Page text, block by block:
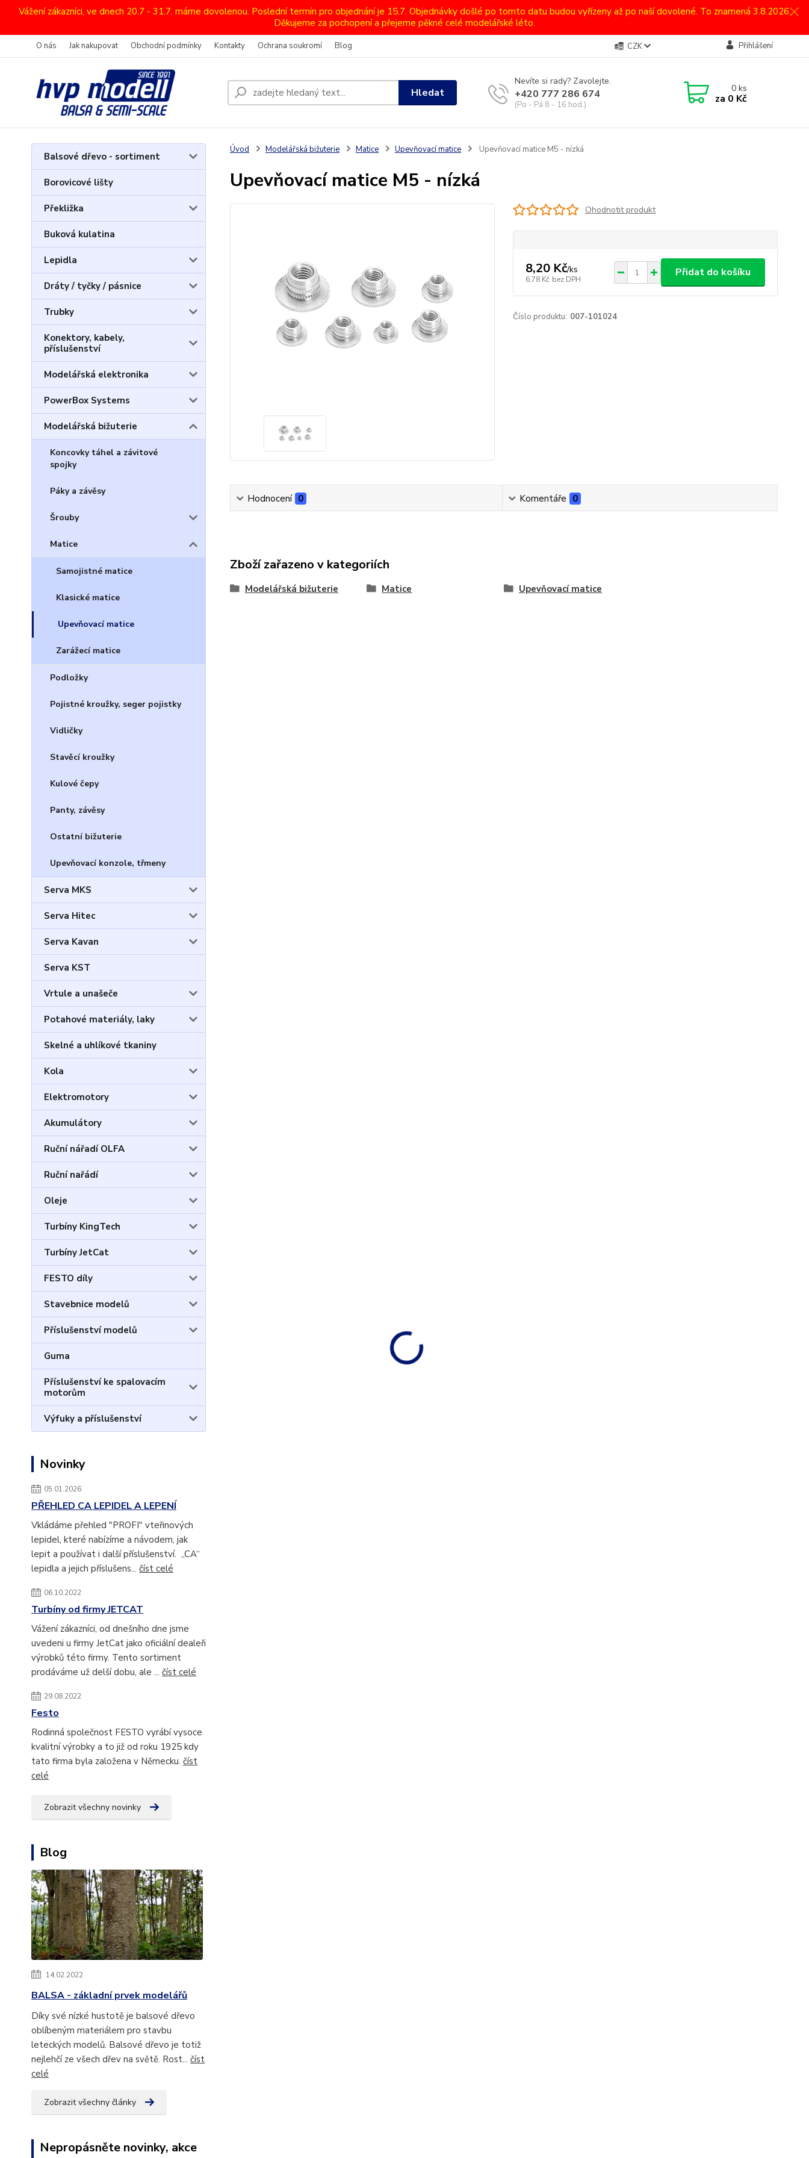
Vážení zákazníci, ve dnech 20.7 - 31.7. máme dovolenou. Poslední termín pro objednání je 15.7. Objednávky došlé po tomto datu budou vyřízeny až po naší dovolené. To znamená 3.8.2026.
Děkujeme za pochopení a přejeme pěkné celé modelářské léto.
O nás Jak nakupovat Obchodní podmínky Kontakty Ochrana soukromí Blog CZK Přihlášení
Hledat
Nevíte si rady? Zavolejte.
+420 777 286 674
(Po - Pá 8 - 16 hod.)
0ks
za 0 Kč
Balsové dřevo - sortiment
Borovicové lišty
Překližka
Buková kulatina
Lepidla
Dráty / tyčky / pásnice
Trubky
Konektory, kabely,
příslušenství
Modelářská elektronika
PowerBox Systems
Modelářská bižuterie
Koncovky táhel a závitové
spojky
Páky a závěsy
Šrouby
Matice
Samojistné matice
Klasické matice
Upevňovací matice
Zarážecí matice
Podložky
Pojistné kroužky, seger pojistky
Vidličky
Stavěcí kroužky
Kulové čepy
Panty, závěsy
Ostatní bižuterie
Upevňovací konzole, třmeny
Serva MKS
Serva Hitec
Serva Kavan
Serva KST
Vrtule a unašeče
Potahové materiály, laky
Skelné a uhlíkové tkaniny
Kola
Elektromotory
Akumulátory
Ruční nářadí OLFA
Ruční nařádí
Oleje
Turbíny KingTech
Turbíny JetCat
FESTO díly
Stavebnice modelů
Příslušenství modelů
Guma
Příslušenství ke spalovacím
motorům
Výfuky a příslušenství
Novinky
05.01.2026
PŘEHLED CA LEPIDEL A LEPENÍ
Vkládáme přehled "PROFI" vteřinových
lepidel, které nabízíme a návodem, jak
lepit a používat i další příslušenství. „CA“
lepidla a jejich příslušens... číst celé
06.10.2022
Turbíny od firmy JETCAT
Vážení zákazníci, od dnešního dne jsme
uvedeni u firmy JetCat jako oficiální dealeři
výrobků této firmy. Tento sortiment
prodáváme už delší dobu, ale ... číst celé
29.08.2022
Festo
Rodinná společnost FESTO vyrábí vysoce
kvalitní výrobky a to již od roku 1925 kdy
tato firma byla založena v Německu. číst
celé
Zobrazit všechny novinky
Blog
14.02.2022
BALSA - základní prvek modelářů
Díky své nízké hustotě je balsové dřevo
oblíbeným materiálem pro stavbu
leteckých modelů. Balsové dřevo je totiž
nejlehčí ze všech dřev na světě. Rost... číst
celé
Zobrazit všechny články
Nepropásněte novinky, akce
Úvod Modelářská bižuterie Matice Upevňovací matice Upevňovací matice M5 - nízká
Upevňovací matice M5 - nízká
Ohodnotit produkt
8,20 Kč/ks
6,78 Kč bez DPH
Přidat do košíku
Číslo produktu: 007-101024
Hodnocení 0 Komentáře 0
Zboží zařazeno v kategoriích
Modelářská bižuterie Matice Upevňovací matice